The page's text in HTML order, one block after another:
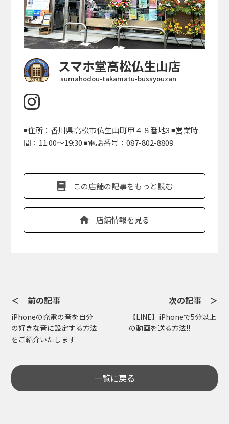
スマホ堂高松仏生山店
sumahodou-takamatu-bussyouzan
◾️住所：香川県高松市仏生山町甲４８番地3 ◾️営業時
間：11:00〜19:30 ◾️電話番号：087-802-8809
この店舗の記事をもっと読む
店舗情報を見る
＜ 前の記事
iPhoneの充電の音を自分
の好きな音に設定する方法
をご紹介いたします
次の記事 ＞
【LINE】iPhoneで5分以上
の動画を送る方法!!
一覧に戻る